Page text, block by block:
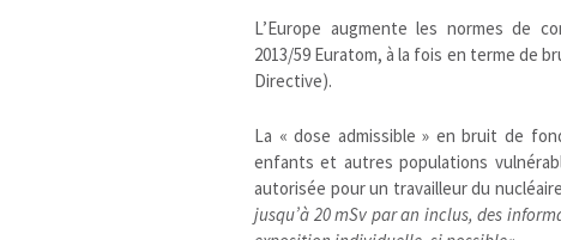
L’Europe augmente les normes de
2013/59 Euratom, à la fois en terme de
Directive).
La « dose admissible » en bruit de
enfants et autres populations
autorisée pour un travailleur du
jusqu’à 20 mSv par an inclus, des